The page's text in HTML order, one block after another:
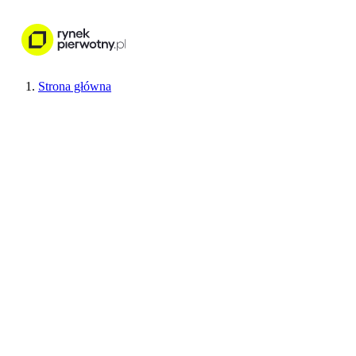
Nieruchomości
Strona główna